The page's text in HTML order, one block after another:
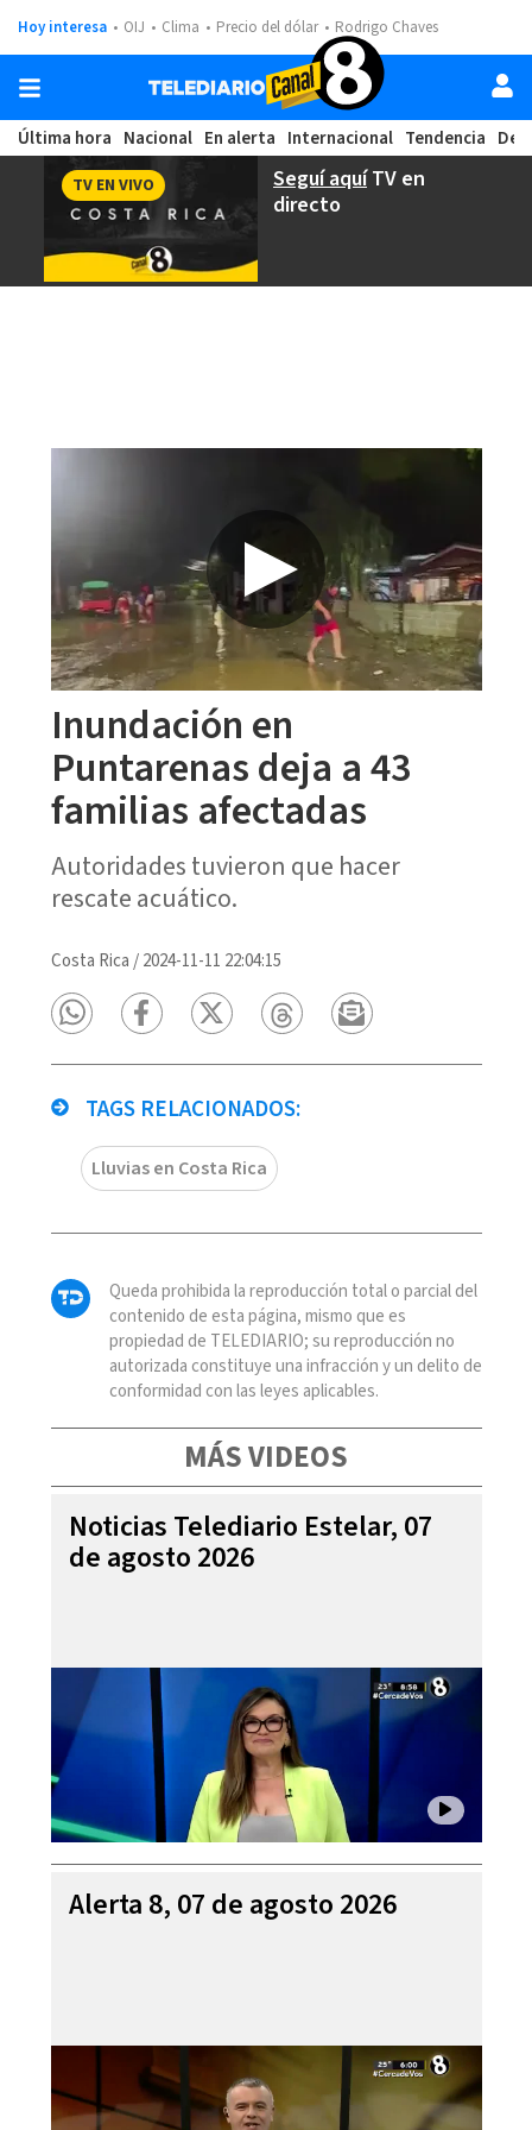
Hoy interesa OIJ Clima Precio del dólar Rodrigo Chaves
Última hora Nacional En alerta Internacional Tendencia
Seguí aquíTV en
directo
TV EN VIVO
Inundación en
Puntarenas deja a 43
familias afectadas
Autoridades tuvieron que hacer
rescate acuático.
Costa Rica /2024-11-11 22:04:15
TAGS RELACIONADOS:
Lluvias en Costa Rica
Queda prohibida la reproducción total o parcial del
contenido de esta página, mismo que es
propiedad de TELEDIARIO; su reproducción no
autorizada constituye una infracción y un delito de
conformidad con las leyes aplicables.
MÁS VIDEOS
Noticias Telediario Estelar, 07
de agosto 2026
Alerta 8, 07 de agosto 2026